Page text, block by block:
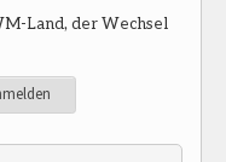
Land, der Wechsel